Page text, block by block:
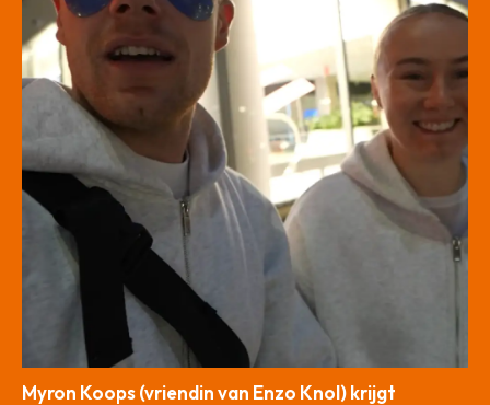
Myron Koops (vriendin van Enzo Knol) krijgt